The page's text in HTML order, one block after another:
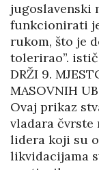
jugoslavenski
funkcionirati
rukom, što je
tolerirao”.
DRŽI 9.
MASOVNIH
Ovaj prikaz
vladara čvrste
lidera koji su
likvidacijama